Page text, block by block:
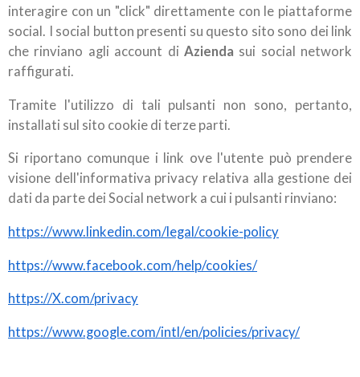
interagire con un "click" direttamente con le piattaforme
social. I social button presenti su questo sito sono dei link
che rinviano agli account di Azienda sui social network
raffigurati.
Tramite l'utilizzo di tali pulsanti non sono, pertanto,
installati sul sito cookie di terze parti.
Si riportano comunque i link ove l'utente può prendere
visione dell'informativa privacy relativa alla gestione dei
dati da parte dei Social network a cui i pulsanti rinviano:
https://www.linkedin.com/legal/cookie-policy
https://www.facebook.com/help/cookies/
https://X.com/privacy
https://www.google.com/intl/en/policies/privacy/